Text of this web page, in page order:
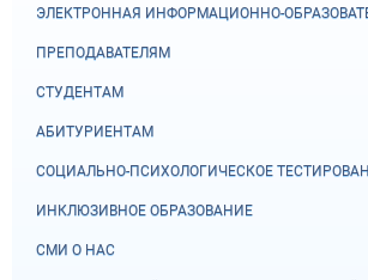
ЭЛЕКТРОННАЯ ИНФОРМАЦИОННО-
ПРЕПОДАВАТЕЛЯМ
СТУДЕНТАМ
АБИТУРИЕНТАМ
СОЦИАЛЬНО-ПСИХОЛОГИЧЕСКОЕ
ИНКЛЮЗИВНОЕ ОБРАЗОВАНИЕ
СМИ О НАС